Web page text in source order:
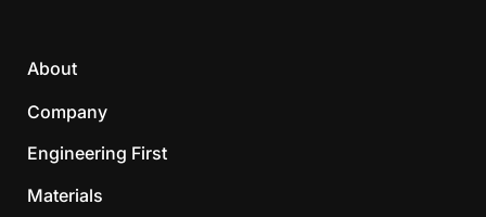
About
Company
Engineering First
Materials